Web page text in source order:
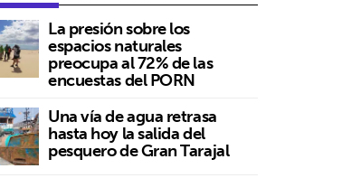
La presión sobre los
espacios naturales
preocupa al 72% de las
encuestas del PORN
Una vía de agua retrasa
hasta hoy la salida del
pesquero de Gran Tarajal